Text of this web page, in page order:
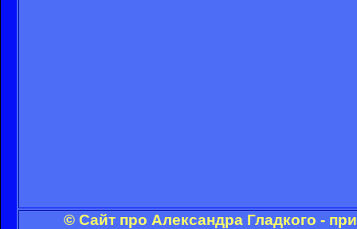
© Сайт про Александра Гладкого -